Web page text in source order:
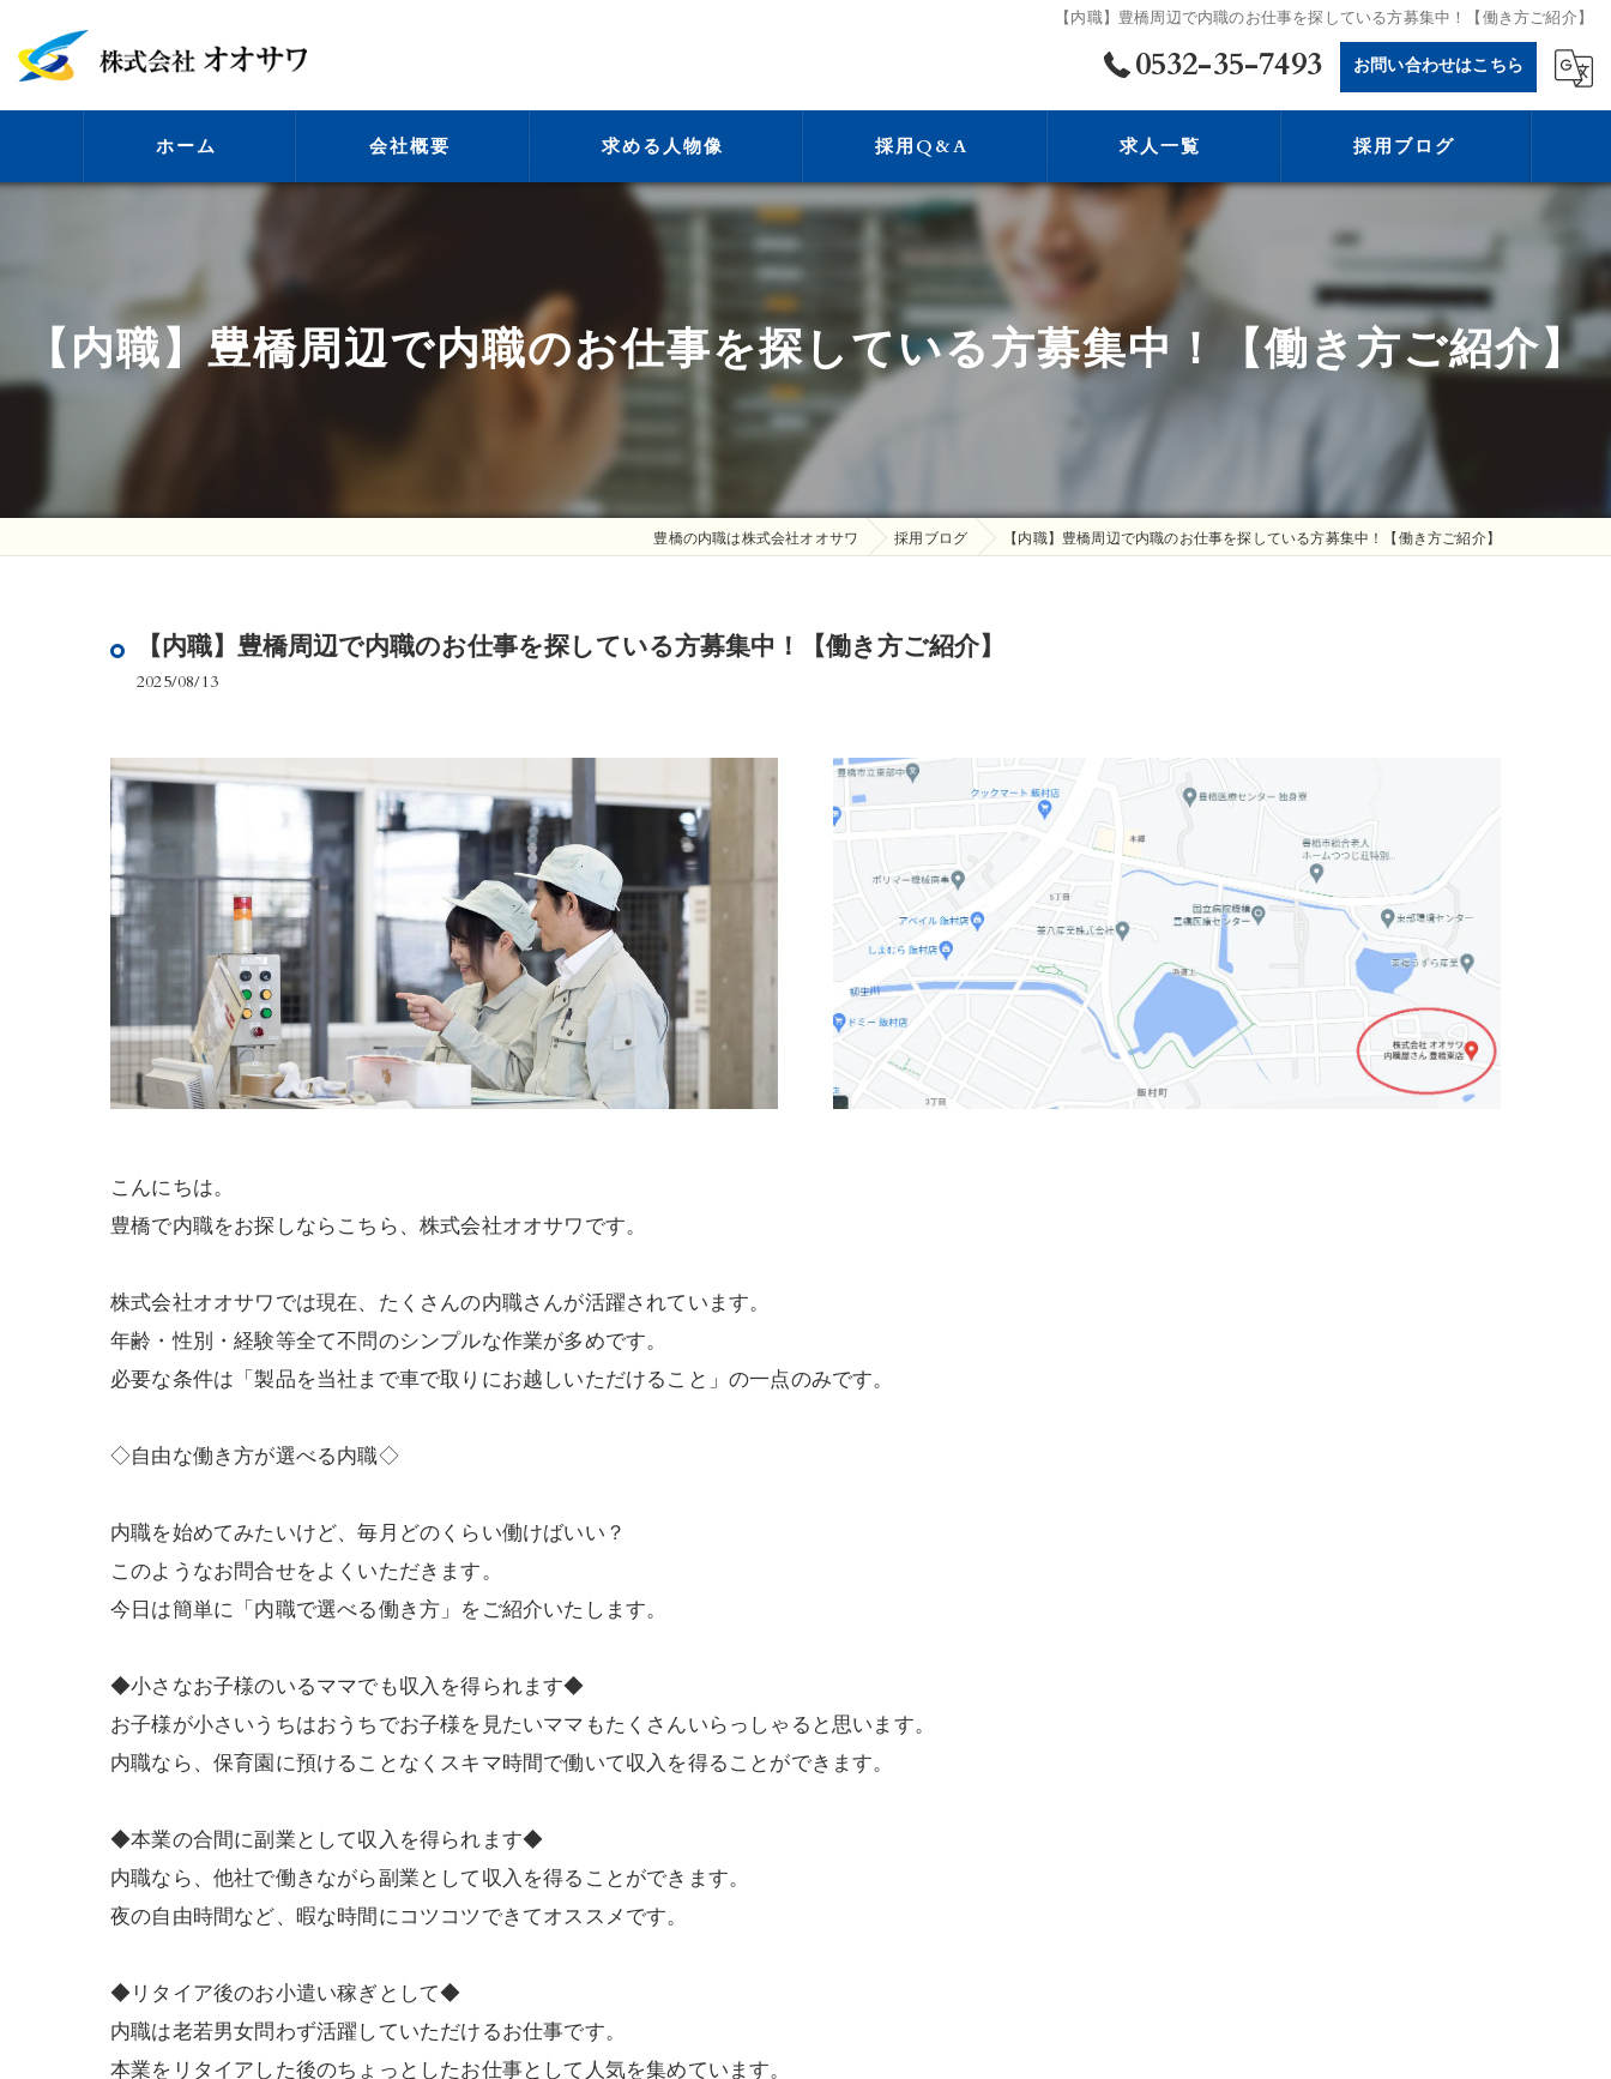
【内職】豊橋周辺で内職のお仕事を探している方募集中！【働き方ご紹介】
0532-35-7493 お問い合わせはこちら
ホーム 会社概要
ビジョン
求める人物像 採用Q&A 求人一覧 採用ブログ
【内職】豊橋周辺で内職のお仕事を探している方募集中！【働き方ご紹介】
豊橋の内職は株式会社オオサワ 採用ブログ 【内職】豊橋周辺で内職のお仕事を探している方募集中！【働き方ご紹介】
【内職】豊橋周辺で内職のお仕事を探している方募集中！【働き方ご紹介】
2025/08/13
こんにちは。
豊橋で内職をお探しならこちら、株式会社オオサワです。
株式会社オオサワでは現在、たくさんの内職さんが活躍されています。
年齢・性別・経験等全て不問のシンプルな作業が多めです。
必要な条件は「製品を当社まで車で取りにお越しいただけること」の一点のみです。
◇自由な働き方が選べる内職◇
内職を始めてみたいけど、毎月どのくらい働けばいい？
このようなお問合せをよくいただきます。
今日は簡単に「内職で選べる働き方」をご紹介いたします。
◆小さなお子様のいるママでも収入を得られます◆
お子様が小さいうちはおうちでお子様を見たいママもたくさんいらっしゃると思います。
内職なら、保育園に預けることなくスキマ時間で働いて収入を得ることができます。
◆本業の合間に副業として収入を得られます◆
内職なら、他社で働きながら副業として収入を得ることができます。
夜の自由時間など、暇な時間にコツコツできてオススメです。
◆リタイア後のお小遣い稼ぎとして◆
内職は老若男女問わず活躍していただけるお仕事です。
本業をリタイアした後のちょっとしたお仕事として人気を集めています。